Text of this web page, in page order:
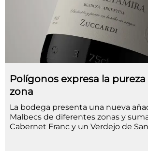
Polígonos expresa la
zona
La bodega presenta una nueva
Malbecs de diferentes zonas y
Cabernet Franc y un Verdejo de